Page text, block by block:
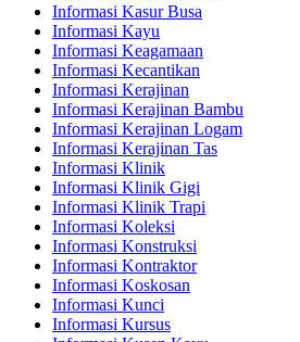
Informasi Kasur Busa
Informasi Kayu
Informasi Keagamaan
Informasi Kecantikan
Informasi Kerajinan
Informasi Kerajinan Bambu
Informasi Kerajinan Logam
Informasi Kerajinan Tas
Informasi Klinik
Informasi Klinik Gigi
Informasi Klinik Trapi
Informasi Koleksi
Informasi Konstruksi
Informasi Kontraktor
Informasi Koskosan
Informasi Kunci
Informasi Kursus